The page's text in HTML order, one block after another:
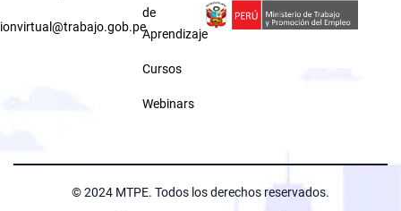
de
Aprendizaje
Cursos
Webinars
© 2024 MTPE. Todos los derechos reservados.